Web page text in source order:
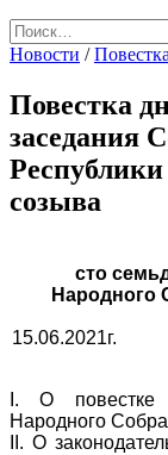
Найти:
Новости /
Повестка
заседания
созыва
сто
Народного
I. О повестке
Народного
II. О